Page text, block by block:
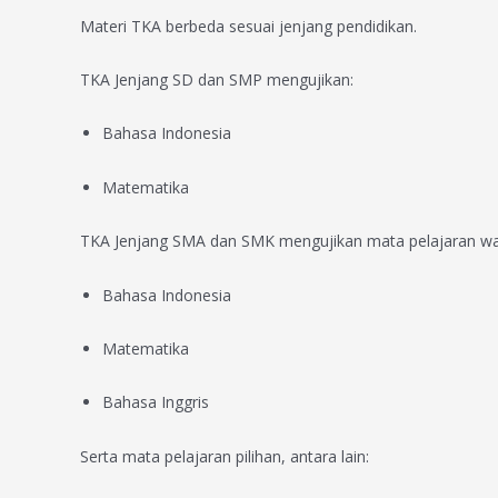
Materi TKA berbeda sesuai jenjang pendidikan.
TKA Jenjang SD dan SMP mengujikan:
Bahasa Indonesia
Matematika
TKA Jenjang SMA dan SMK mengujikan mata pelajaran
Bahasa Indonesia
Matematika
Bahasa Inggris
Serta mata pelajaran pilihan, antara lain: